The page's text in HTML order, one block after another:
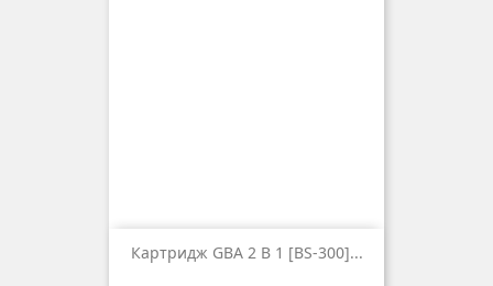
Картридж GBA 2 В 1 [BS-300]...